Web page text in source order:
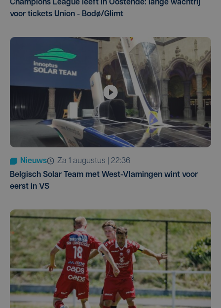
Champions League leeft in Oostende: lange wachtrij
voor tickets Union - Bodø/Glimt
Nieuws
za 1 augustus | 22:36
Belgisch Solar Team met West-Vlamingen wint voor
eerst in VS